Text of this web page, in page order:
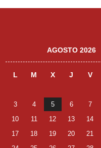
AGOSTO 2026
L M X J V
3
4 5 6 7
10
11 12 13 14
17
18 19 20 21